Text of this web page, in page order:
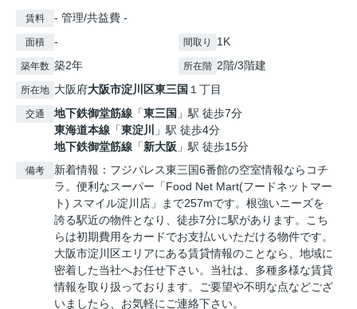
賃料 - 管理/共益費 -
面積 - 間取り 1K
築年数 築2年 所在階 2階/3階建
所在地 大阪府大阪市淀川区東三国 １丁目
交通 地下鉄御堂筋線 「東三国 」駅 徒歩7分
東海道本線 「東淀川
」駅 徒歩4分
地下鉄御堂筋線 「新大阪 」駅 徒歩15分
備考
新着情報：フジパレス東三国6番館の空室情報ならコチ
ラ。便利なスーパー「Food Net Mart(フードネットマー
ト) スマイル淀川店」まで257mです。根強いニーズを
誇る駅近の物件となり、徒歩7分に駅があります。こち
らは初期費用をカードでお支払いいただける物件です。
大阪市淀川区エリアにある賃貸情報のことなら、地域に
密着した当社へお任せ下さい。当社は、多種多様な賃貸
情報を取り扱っております。ご要望や不明な点などござ
いましたら、お気軽にご連絡下さい。